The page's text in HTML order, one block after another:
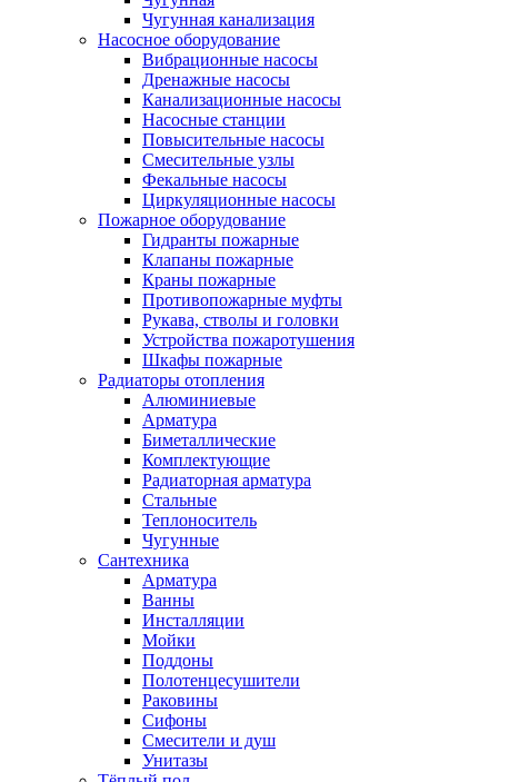
Чугунная канализация
Насосное оборудование
Вибрационные насосы
Дренажные насосы
Канализационные насосы
Насосные станции
Повысительные насосы
Смесительные узлы
Фекальные насосы
Циркуляционные насосы
Пожарное оборудование
Гидранты пожарные
Клапаны пожарные
Краны пожарные
Противопожарные муфты
Рукава, стволы и головки
Устройства пожаротушения
Шкафы пожарные
Радиаторы отопления
Алюминиевые
Арматура
Биметаллические
Комплектующие
Радиаторная арматура
Стальные
Теплоноситель
Чугунные
Сантехника
Арматура
Ванны
Инсталляции
Мойки
Поддоны
Полотенцесушители
Раковины
Сифоны
Смесители и душ
Унитазы